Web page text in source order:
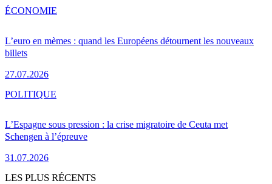
L’euro en mèmes : quand les Européens détournent les nouveaux
billets
27.07.2026
ÉCONOMIE
L’Espagne sous pression : la crise migratoire de Ceuta met
Schengen à l’épreuve
31.07.2026
POLITIQUE
LES PLUS RÉCENTS